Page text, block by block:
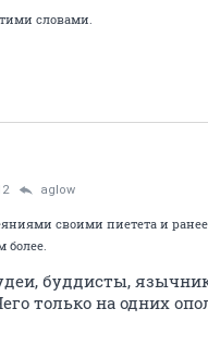
словами.
aglow
своими пиетета и
более.
буддисты,
только на одних